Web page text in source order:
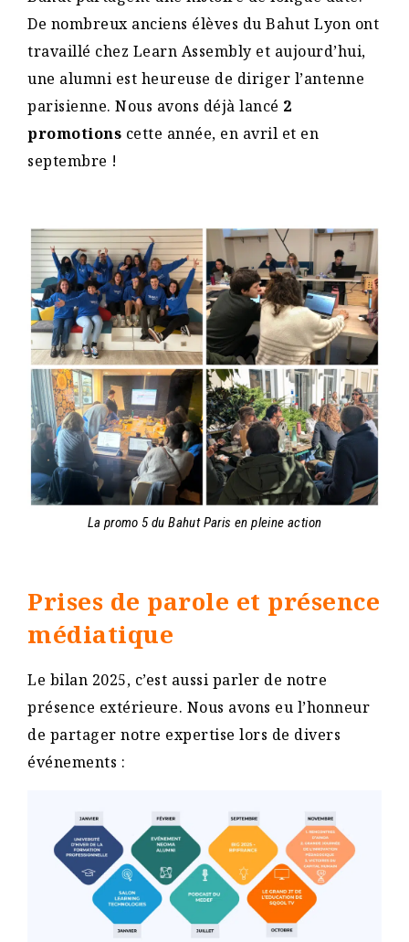
De nombreux anciens élèves du Bahut Lyon ont
travaillé chez Learn Assembly et aujourd’hui,
une alumni est heureuse de diriger l’antenne
parisienne. Nous avons déjà lancé 2
promotions cette année, en avril et en
septembre !
La promo 5 du Bahut Paris en pleine action
Prises de parole et présence
médiatique
Le bilan 2025, c’est aussi parler de notre
présence extérieure. Nous avons eu l’honneur
de partager notre expertise lors de divers
événements :